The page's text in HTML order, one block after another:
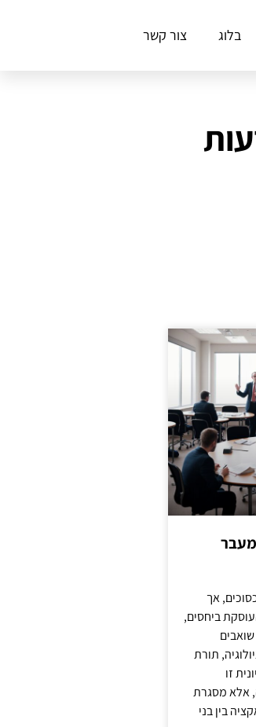
בלוג צור קשר
מעבר
אך
ביחסים,
תורת
זו
אלא מסגרת
בין בני